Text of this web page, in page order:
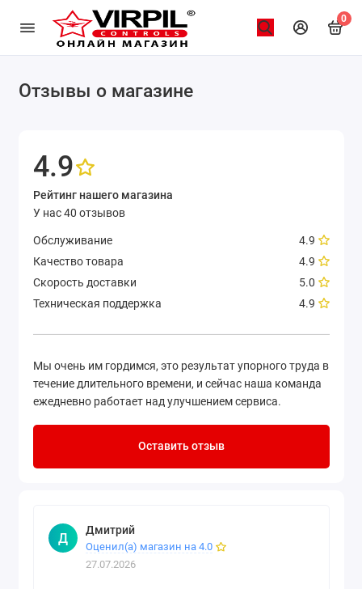
0
Отзывы о магазине
Д Дмитрий
Оценил(а) магазин на 4.0
27.07.2026
4.9
Рейтинг нашего магазина
У нас 40 отзывов
Обслуживание
4.9
Качество товара
4.9
Скорость доставки
5.0
Техническая поддержка
4.9
Мы очень им гордимся, это результат упорного труда в
течение длительного времени, и сейчас наша команда
ежедневно работает над улучшением сервиса.
Оставить отзыв